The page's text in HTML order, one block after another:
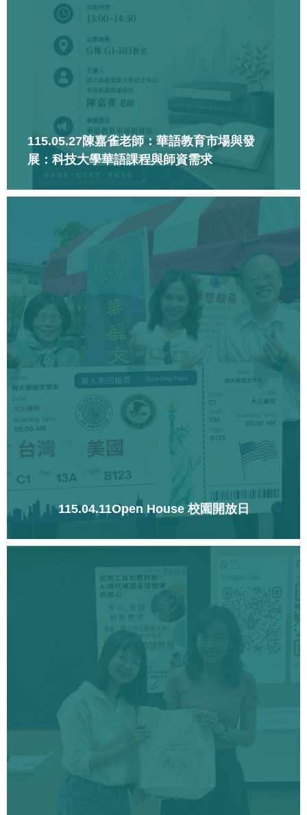
115.05.27陳嘉雀老師：華語教育市場與發
展：科技大學華語課程與師資需求
115.04.11Open House 校園開放日